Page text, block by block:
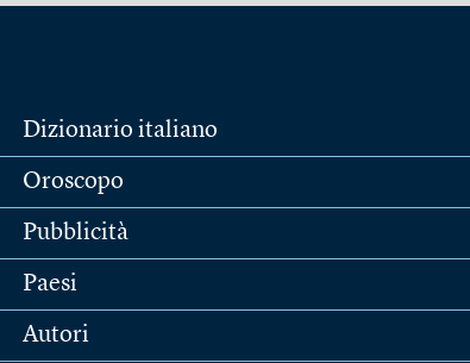
Dizionario italiano
Oroscopo
Pubblicità
Paesi
Autori